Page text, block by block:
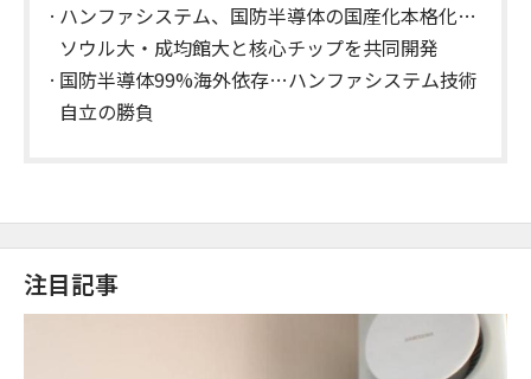
ハンファシステム、国防半導体の国産化本格化…
ソウル大・成均館大と核心チップを共同開発
国防半導体99%海外依存…ハンファシステム技術
自立の勝負
注目記事